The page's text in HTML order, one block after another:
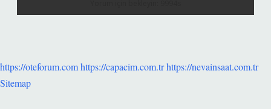
https://oteforum.comhttps://capacim.com.trhttps://nevainsaat.com.tr
Sitemap